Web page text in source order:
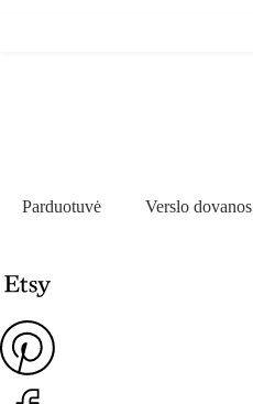
Parduotuvė Verslo dovanos